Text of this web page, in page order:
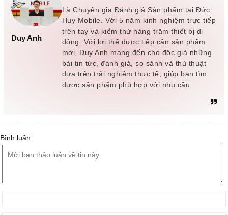
Duy Anh
Là Chuyên gia Đánh giá Sản phẩm tại Đức
Huy Mobile. Với 5 năm kinh nghiệm trực tiếp
trên tay và kiểm thử hàng trăm thiết bị di
động. Với lợi thế được tiếp cận sản phẩm
mới, Duy Anh mang đến cho độc giả những
bài tin tức, đánh giá, so sánh và thủ thuật
dựa trên trải nghiệm thực tế, giúp bạn tìm
được sản phẩm phù hợp với nhu cầu.
Bình luận